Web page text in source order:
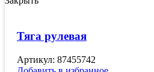
Тяга рулевая
Артикул: 87455742